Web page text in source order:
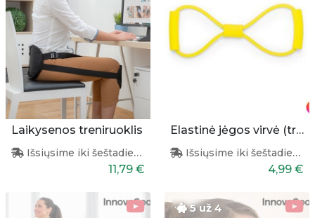
Laikysenos treniruoklis
Išsiųsime iki šeštadienio
11,79 €
Elastinė jėgos virvė (treniruoklis)
Išsiųsime iki šeštadienio
4,99 €
5 už 4